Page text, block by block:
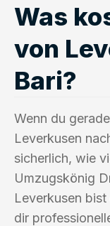
Was
von
Bari?
Wenn du
Leverkusen
sicherlich, wie
Umzugskönig
Leverkusen
dir